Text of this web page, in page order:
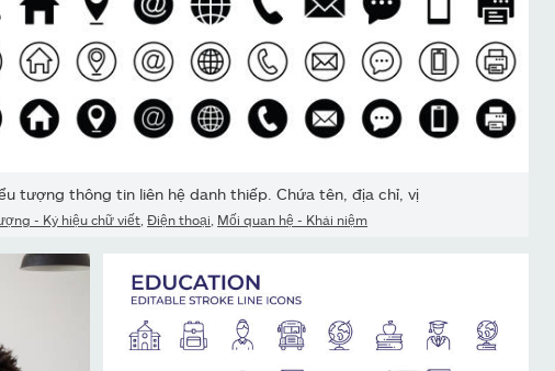
tượng thông tin liên hệ danh thiếp. Chứa tên, địa chỉ, vị
- Ký hiệu chữ viết ,Điện thoại Mối quan hệ - Khái niệm